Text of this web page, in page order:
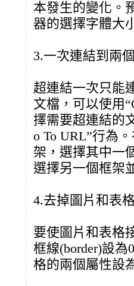
本發生的變化。
器的選擇字體
3.一次連結到兩
超連結一次只能
文檔，可以使用
擇需要超連結的
o To URL”行為
架，選擇其中一
選擇另一個框
4.去掉圖片和表
要使圖片和表格
框線(border)設
格的兩個屬性設